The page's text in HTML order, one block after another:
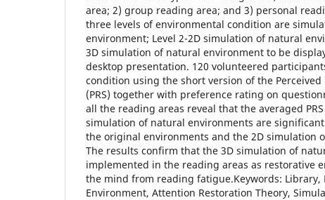
area; 2) group reading area; and 3) personal
three levels of environmental condition are
environment; Level 2-2D simulation of natural
3D simulation of natural environment to be
desktop presentation. 120 volunteered
condition using the short version of the Perceived
(PRS) together with preference rating on
all the reading areas reveal that the averaged
simulation of natural environments are
the original environments and the 2D simulation
The results confirm that the 3D simulation of
implemented in the reading areas as restorative
the mind from reading fatigue.Keywords: Library,
Environment, Attention Restoration Theory,